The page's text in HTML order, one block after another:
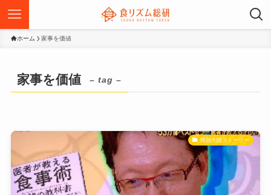
ホーム 家事を価値
家事を価値 – tag –
情熱大陸ストーリー